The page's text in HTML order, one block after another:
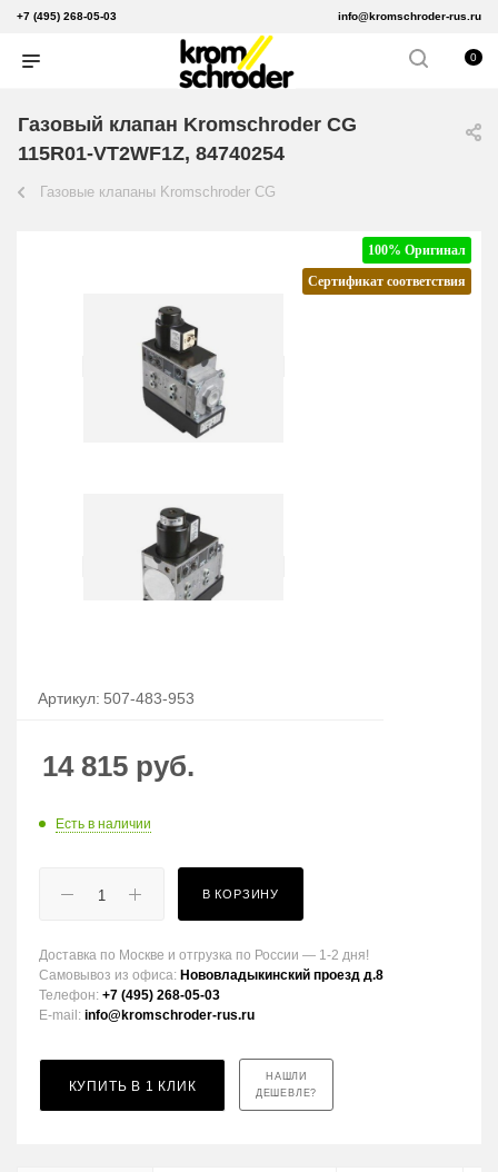
+7 (495) 268-05-03 info@kromschroder-rus.ru
0
Газовый клапан Kromschroder CG
115R01-VT2WF1Z, 84740254
Газовые клапаны Kromschroder CG
100% Оригинал
Сертификат соответствия
Артикул: 507-483-953
14 815 руб.
Есть в наличии
В КОРЗИНУ
Доставка по Москве и отгрузка по России — 1-2 дня!
Самовывоз из офиса: Нововладыкинский проезд д.8
Телефон: +7 (495) 268-05-03
E-mail: info@kromschroder-rus.ru
КУПИТЬ В 1 КЛИК
НАШЛИ
ДЕШЕВЛЕ?